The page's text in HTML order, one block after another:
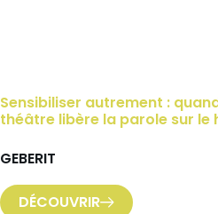
Sensibiliser autrement :
théâtre libère la parole sur le
GEBERIT
DÉCOUVRIR